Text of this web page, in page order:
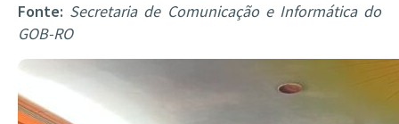
Fonte: Secretaria de Comunicação e Informática do
GOB-RO